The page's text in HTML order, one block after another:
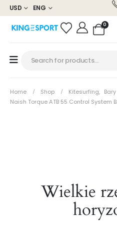
USD ENG
0
Home Shop Kitesurfing, Bary
Naish Torque ATB 55 Control System
Wielkie